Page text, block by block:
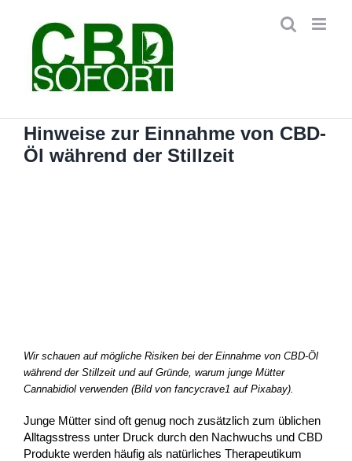
springen
Hinweise zur Einnahme von CBD-
Öl während der Stillzeit
Wir schauen auf mögliche Risiken bei der Einnahme von CBD-Öl
während der Stillzeit und auf Gründe, warum junge Mütter
Cannabidiol verwenden (Bild von fancycrave1 auf Pixabay).
Junge Mütter sind oft genug noch zusätzlich zum üblichen
Alltagsstress unter Druck durch den Nachwuchs und CBD
Produkte werden häufig als natürliches Therapeutikum